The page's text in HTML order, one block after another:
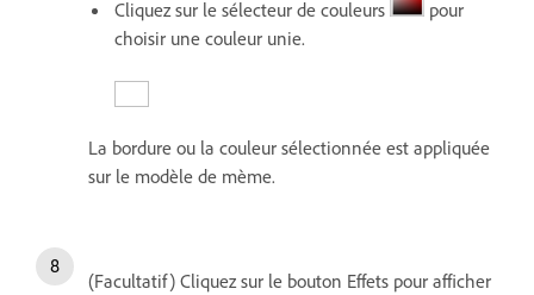
Cliquez sur le sélecteur de couleurs
pour
choisir une couleur unie.
La bordure ou la couleur sélectionnée est appliquée
sur le modèle de mème.
(Facultatif) Cliquez sur le bouton Effets pour afficher